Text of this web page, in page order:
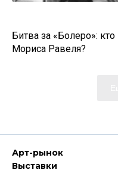
Битва за «Болеро»:
Мориса Равеля?
Арт-рынок
Выставки